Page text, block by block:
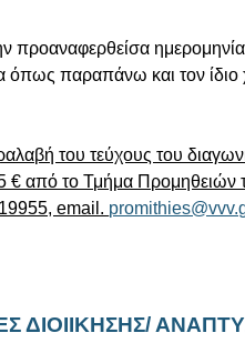
προαναφερθείσα
όπως παραπάνω και τον
του τεύχους του
5 € από το Τμήμα Προμηθειών
email.
ΔΙΟΙΙΚΗΣΗΣ/